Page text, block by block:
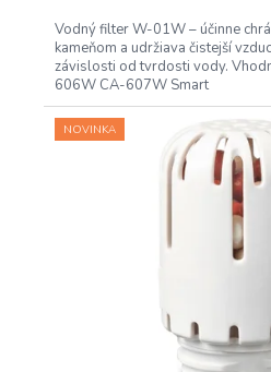
Vodný filter W-01W – účinne
kameňom a udržiava čistejší
závislosti od tvrdosti vody.
606W CA-607W Smart
NOVINKA